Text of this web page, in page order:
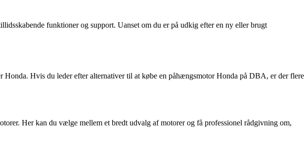
funktioner og support. Uanset om du er på udkig efter en ny eller brugt
Hvis du leder efter alternativer til at købe en påhængsmotor Honda på DBA, er der flere
Her kan du vælge mellem et bredt udvalg af motorer og få professionel rådgivning om,